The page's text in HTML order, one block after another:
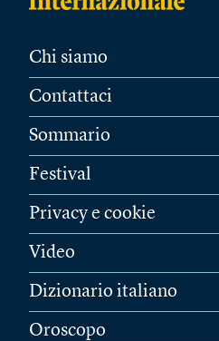
Chi siamo
Contattaci
Sommario
Festival
Privacy e cookie
Video
Dizionario italiano
Oroscopo